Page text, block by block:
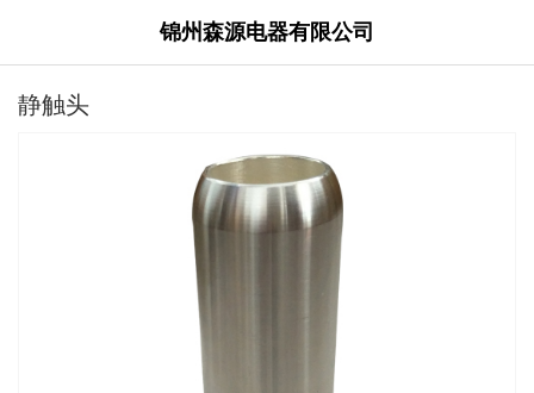
锦州森源电器有限公司
静触头